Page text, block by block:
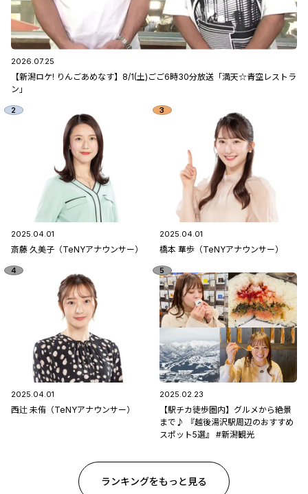
2026.07.25
【新潟ロケ! りんごあめなす】8/1(土)ごご6時30分放送「満天☆青空レストラ
ン」
2025.04.01
斎藤 久美子（TeNYアナウンサー）
2025.04.01
橋本 華歩（TeNYアナウンサー）
2025.04.01
西辻 未侑（TeNYアナウンサー）
2025.02.23
【駅チカ徒歩圏内】グルメから絶景
まで♪ 『越後湯沢駅周辺のおすすめ
スポット5選』 #新潟観光
ランキングをもっと見る